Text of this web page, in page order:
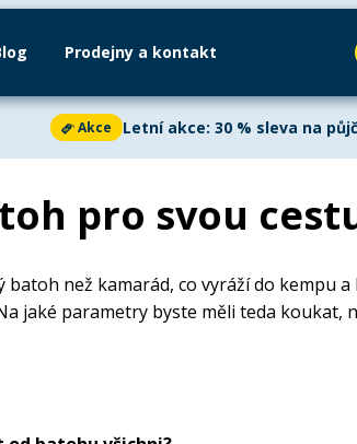
Prodejny a kontakt
na kolo Cyklistické
Cyklosedačky In-line brusle
Snowboardy Běžky
Kola Zimního vybavení
Akce Letní akce: 30 % sleva na
dlouhodobé půjčení
ještě dnes a vydejte se
PRAZDNINY30
pro svou
než kamarád, co vyráží do kempu a
jaké parametry byste měli teda koukat,